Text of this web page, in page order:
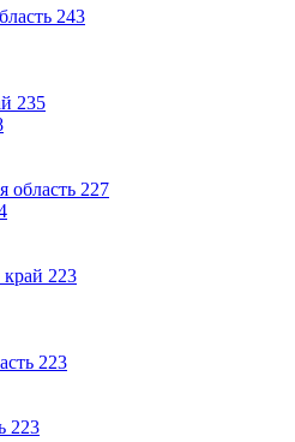
243
235
область 227
223
223
223